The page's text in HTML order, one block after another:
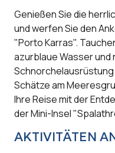
Genießen Sie die
und werfen Sie den
"Porto Karras".
azurblaue Wasser und
Schätze am
Ihre Reise mit der
der Mini-Insel
AKTIVITÄTEN